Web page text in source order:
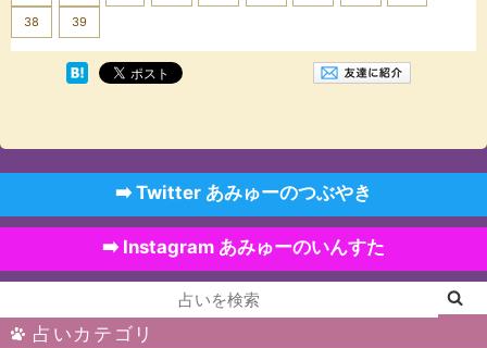
38 39
➡️ Twitter あみゅーのつぶやき
➡️ Instagram あみゅーのいんすた
占いカテゴリ